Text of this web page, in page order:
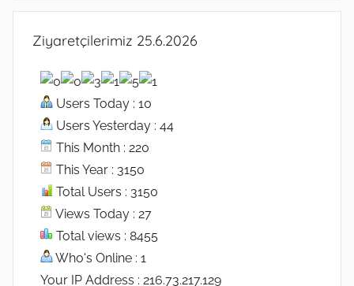
Ziyaretçilerimiz 25.6.2026
Users Today : 10
Users Yesterday : 44
This Month : 220
This Year : 3150
Total Users : 3150
Views Today : 27
Total views : 8455
Who's Online : 1
Your IP Address : 216.73.217.129